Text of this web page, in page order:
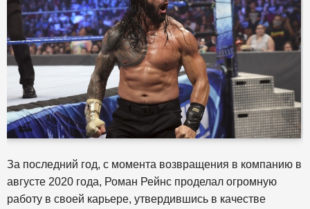
За последний год, с момента возвращения в компанию в
августе 2020 года, Роман Рейнс проделал огромную
работу в своей карьере, утвердившись в качестве